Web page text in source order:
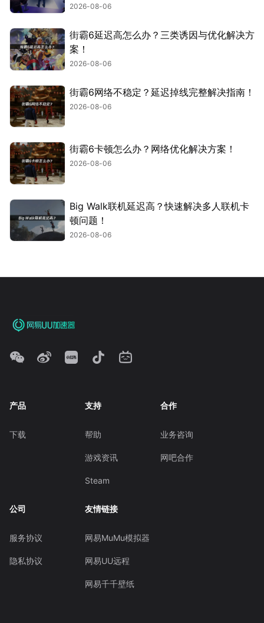
2026-08-06
街霸6延迟高怎么办？三类诱因与优化解决方
案！
2026-08-06
街霸6网络不稳定？延迟掉线完整解决指南！
2026-08-06
街霸6卡顿怎么办？网络优化解决方案！
2026-08-06
Big Walk联机延迟高？快速解决多人联机卡
顿问题！
2026-08-06
产品
下载
支持
帮助
游戏资讯
Steam
合作
业务咨询
网吧合作
公司
服务协议
隐私协议
友情链接
网易MuMu模拟器
网易UU远程
网易千千壁纸